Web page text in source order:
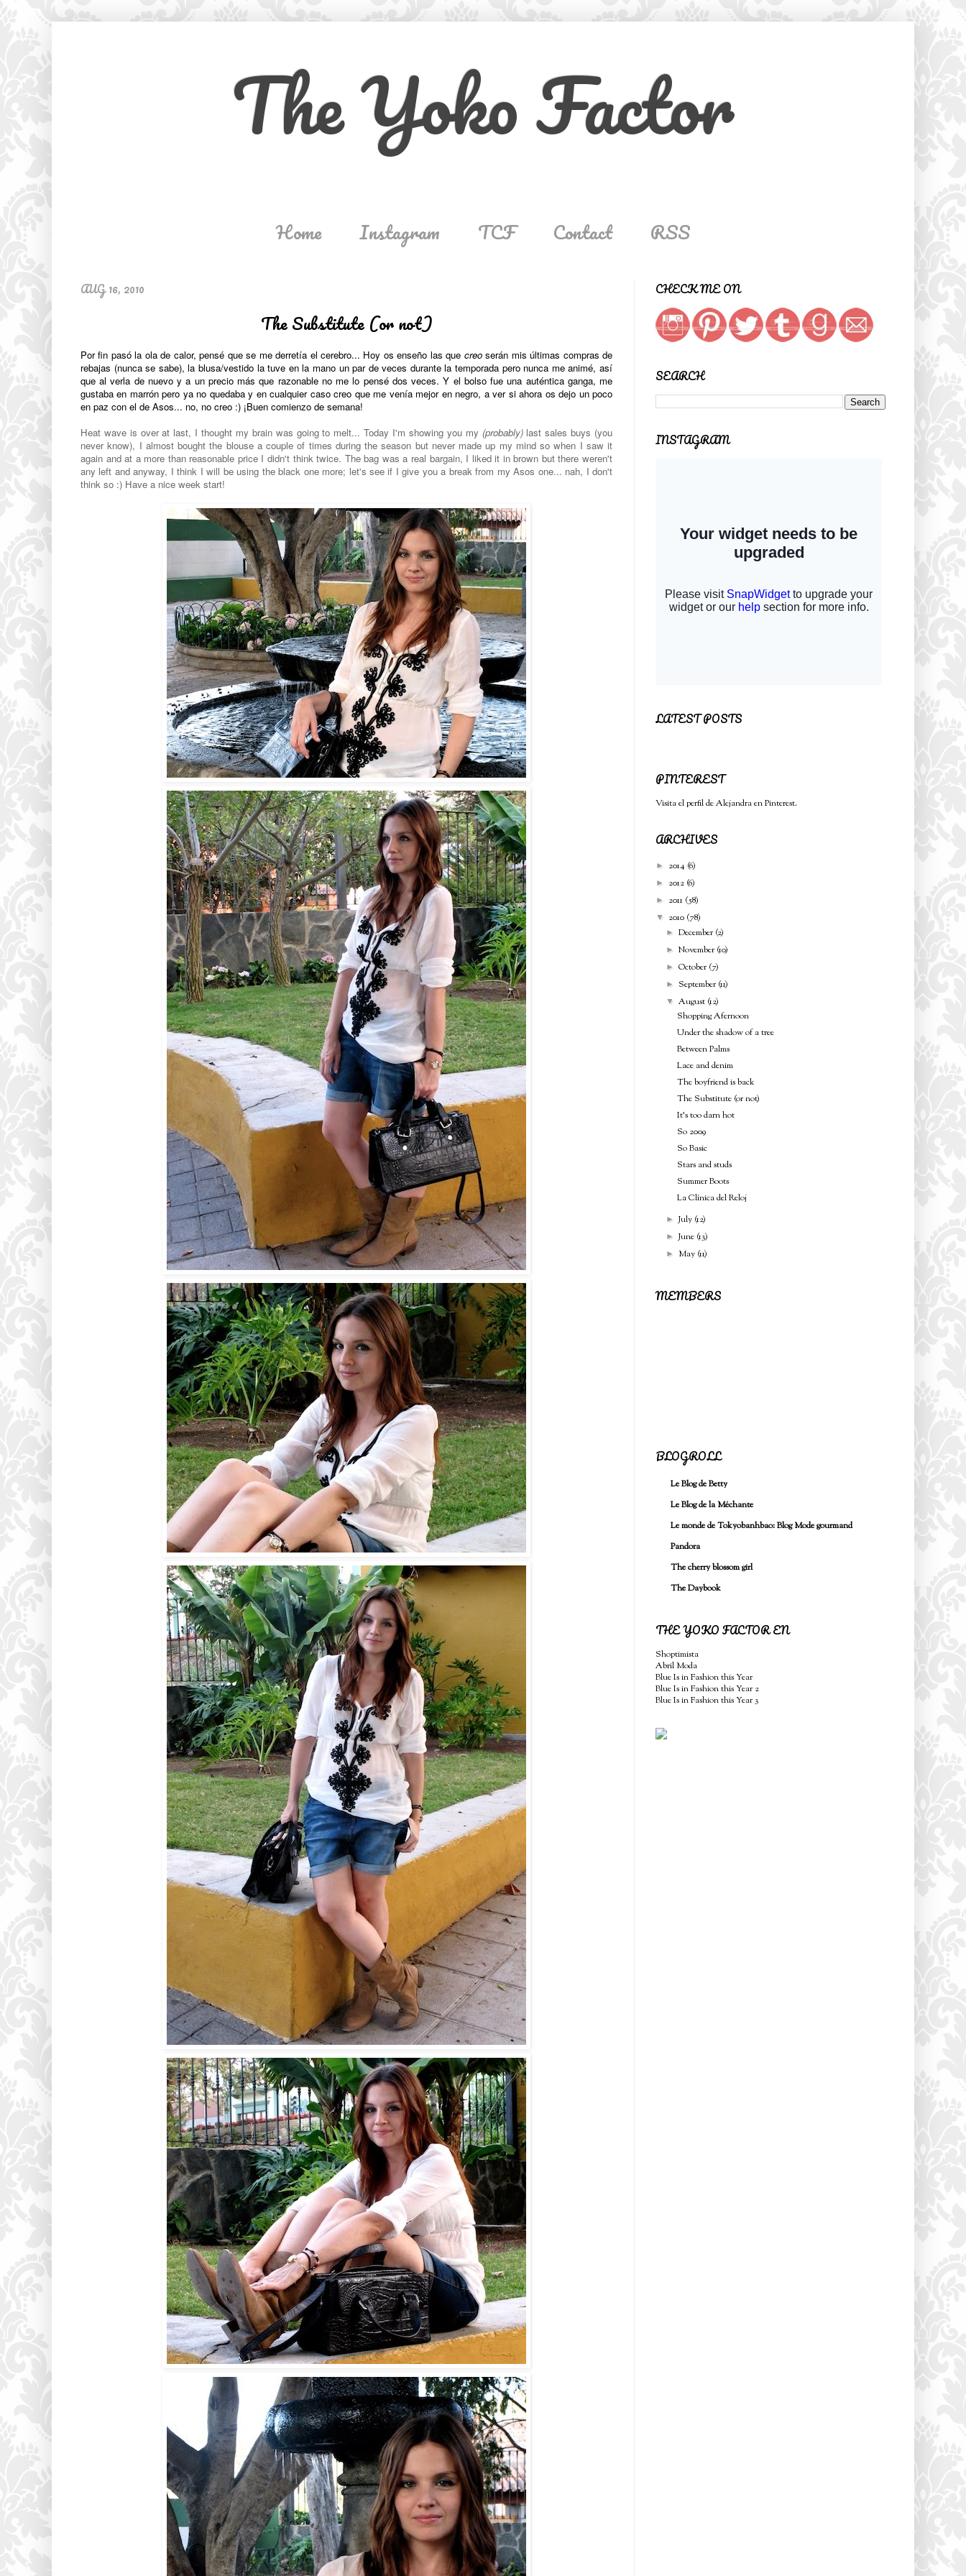
The Yoko Factor
Home Instagram TCF Contact RSS
AUG 16, 2010
The Substitute (or not)
Por fin pasó la ola de calor, pensé que se me derretía el cerebro... Hoy os enseño las que creoserán mis últimas compras de
rebajas (nunca se sabe), la blusa/vestido la tuve en la mano un par de veces durante la temporada pero nunca me animé, así
que al verla de nuevo y a un precio más que razonable no me lo pensé dos veces. Y el bolso fue una auténtica ganga, me
gustaba en marrón pero ya no quedaba y en cualquier caso creo que me venía mejor en negro, a ver si ahora os dejo un poco
en paz con el de Asos... no, no creo :) ¡Buen comienzo de semana!
Heat wave is over at last, I thought my brain was going to melt... Today I'm showing you my (probably) last sales buys (you
never know), I almost bought the blouse a couple of times during the season but never made up my mind so when I saw it
again and at a more than reasonable price I didn't think twice. The bag was a real bargain, I liked it in brown but there weren't
any left and anyway, I think I will be using the black one more; let's see if I give you a break from my Asos one... nah, I don't
think so :) Have a nice week start!
CHECK ME ON
SEARCH
INSTAGRAM
LATEST POSTS
PINTEREST
Visita el perfil de Alejandra en Pinterest.
ARCHIVES
► 2014 (6)
► 2012 (6)
► 2011 (58)
▼ 2010 (78)
►December (2)
►November (10)
►October (7)
► September (11)
▼ August (12)
Shopping Afernoon
Under the shadow of a tree
Between Palms
Lace and denim
The boyfriend is back
The Substitute (or not)
It's too darn hot
So 2009
So Basic
Stars and studs
Summer Boots
La Clínica del Reloj
►July (12)
►June (13)
► May (11)
MEMBERS
BLOGROLL
Le Blog de Betty
Le Blog de la Méchante
Le monde de Tokyobanhbao: Blog Mode gourmand
Pandora
The cherry blossom girl
The Daybook
THE YOKO FACTOR EN
Shoptimista
Abril Moda
Blue Is in Fashion this Year
Blue Is in Fashion this Year 2
Blue Is in Fashion this Year 3